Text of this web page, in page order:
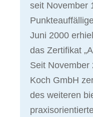
seit November
Juni 2000
das Zertifikat
Seit November
Koch GmbH
des weiteren